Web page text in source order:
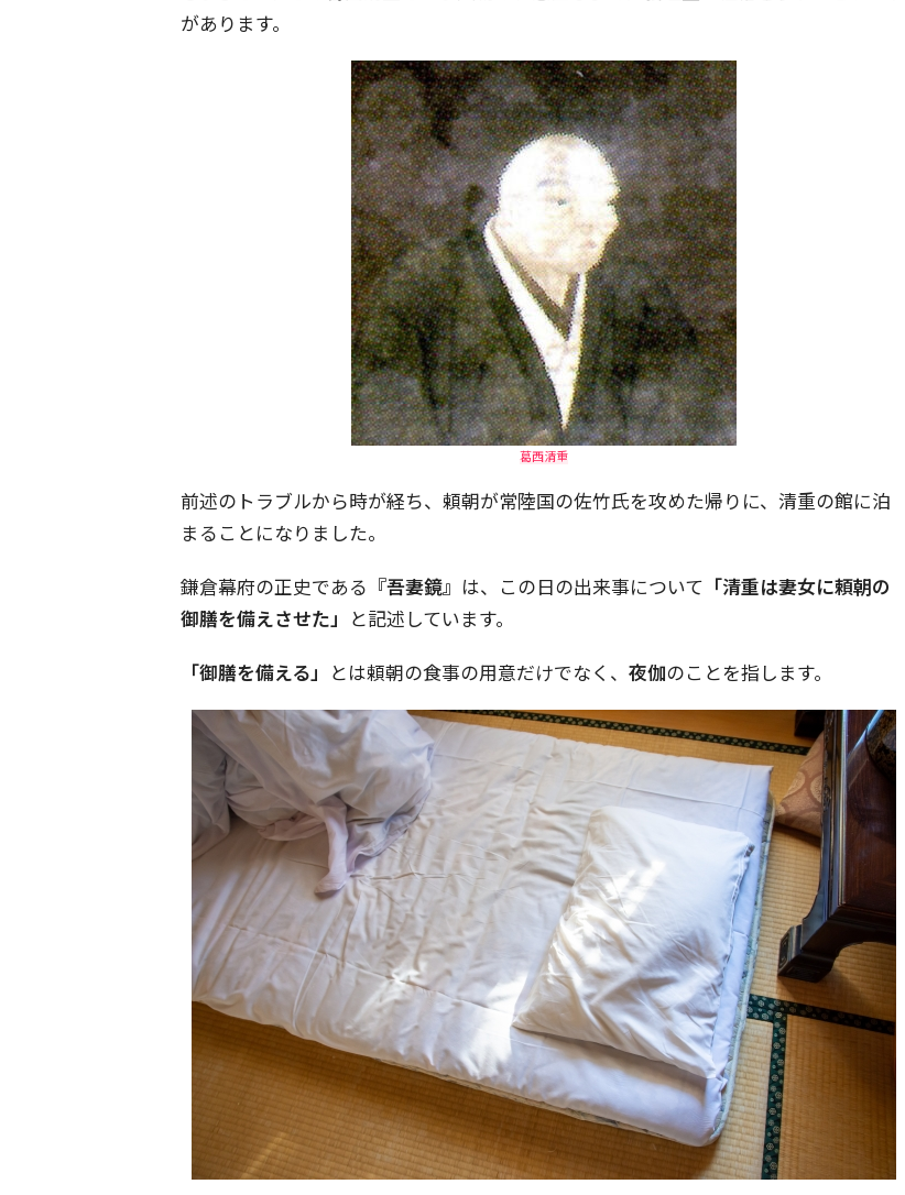
があります。
葛西清重
前述のトラブルから時が経ち、頼朝が常陸国の佐竹氏を攻めた帰りに、清重の館に泊
まることになりました。
鎌倉幕府の正史である 『吾妻鏡』 は、この日の出来事について 「清重は妻女に頼朝の
御膳を備えさせた」 と記述しています。
「御膳を備える」 とは頼朝の食事の用意だけでなく、 夜伽のことを指します。